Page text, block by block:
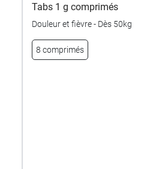
Tabs 1 g comprimés
Douleur et fièvre - Dès 50kg
8 comprimés